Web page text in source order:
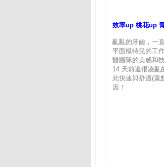
效率up 桃花up
亂亂的牙齒，一
平面模特兒的工
醫團隊的美感和
14 天前還很凌亂
此快速與舒適(重
因！